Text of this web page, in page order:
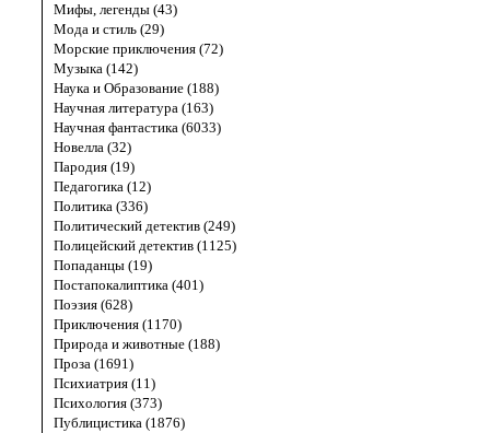
Мифы, легенды (43)
Мода и стиль (29)
Морские приключения (72)
Музыка (142)
Наука и Образование (188)
Научная литература (163)
Научная фантастика (6033)
Новелла (32)
Пародия (19)
Педагогика (12)
Политика (336)
Политический детектив (249)
Полицейский детектив (1125)
Попаданцы (19)
Постапокалиптика (401)
Поэзия (628)
Приключения (1170)
Природа и животные (188)
Проза (1691)
Психиатрия (11)
Психология (373)
Публицистика (1876)